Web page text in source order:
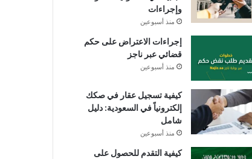
وإجراءات
منذ أسبوعين
إجراءات الاعتراض على حكم
قضائي عبر ناجز
منذ أسبوعين
كيفية تسجيل عقار في صكك
إلكترونياً في السعودية: دليل
شامل
منذ أسبوعين
كيفية التقدم للحصول على